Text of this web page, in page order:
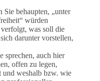
Sie behaupten, „unter
würden
was soll die
darunter vorstellen,
sprechen, auch hier
offen zu legen,
und weshalb bzw. wie